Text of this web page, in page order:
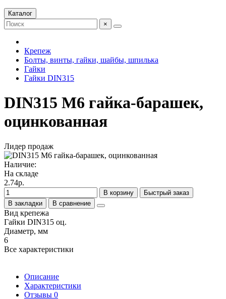
Каталог
×
Крепеж
Болты, винты, гайки, шайбы, шпилька
Гайки
Гайки DIN315
DIN315 M6 гайка-барашек,
оцинкованная
Лидер продаж
Наличие:
На складе
2.74р.
В корзину
Быстрый заказ
В закладки
В сравнение
Вид крепежа
Гайки DIN315 оц.
Диаметр, мм
6
Все характеристики
Описание
Характеристики
Отзывы 0